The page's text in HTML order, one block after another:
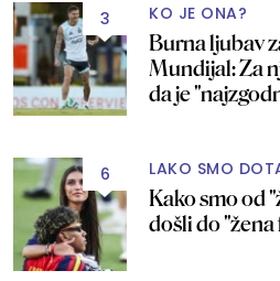
3 KO JE ONA?
Burna ljubav
Mundijal: Za
da je
6 LAKO SMO
Kako smo od
došli do